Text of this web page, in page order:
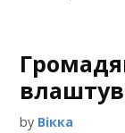
by Вікка